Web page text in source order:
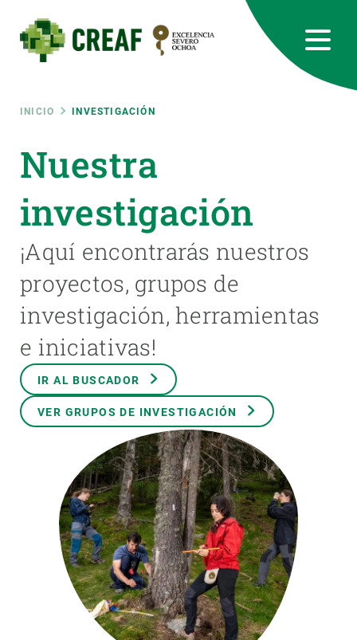
contenido
principal
Ruta
de
navegación
INICIO INVESTIGACIÓN
Nuestra
investigación
¡Aquí encontrarás nuestros
proyectos, grupos de
investigación, herramientas
e iniciativas!
IR AL BUSCADOR
VER GRUPOS DE INVESTIGACIÓN
RRSS
Featured
responsive
INTRANET
Responsive
menu
SOBRE NOSOTROS
INVESTIGACIÓN
CIENCIA EN ACCIÓN
ÚNETE A NOSOTROS
PARTICIPA
NOTICIAS Y AGENDA